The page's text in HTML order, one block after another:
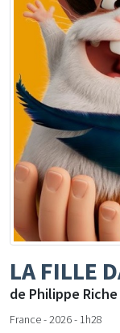
LA FILLE
de Philippe Riche
France - 2026 - 1h28